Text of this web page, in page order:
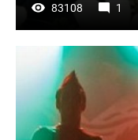
83108 1